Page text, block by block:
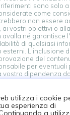
sono solo
come
non essere
vostri obiettivi o
avalla né garantisce
di qualsiasi
esterni. L'inclusione
del
per eventuali
vostra dipendenza
esterne collegate
delle
i collegamenti a
e accettate
questi termini,
utilizza i cookie
esperienza di
a